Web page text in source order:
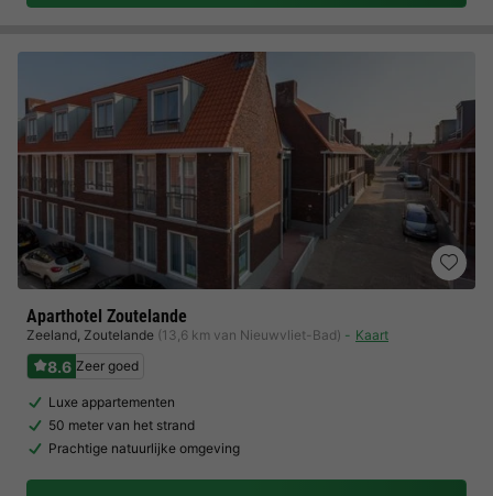
Aparthotel Zoutelande
Zeeland, Zoutelande (13,6 km van Nieuwvliet-Bad) Kaart
8.6 Zeer goed
Luxe appartementen
50 meter van het strand
Prachtige natuurlijke omgeving